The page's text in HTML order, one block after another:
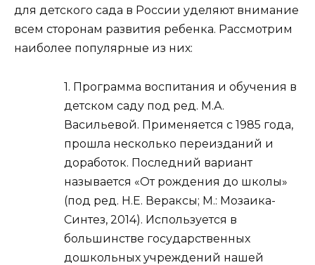
для детского сада в России уделяют внимание
всем сторонам развития ребенка. Рассмотрим
наиболее популярные из них:
1. Программа воспитания и обучения в
детском саду под ред. М.А.
Васильевой. Применяется с 1985 года,
прошла несколько переизданий и
доработок. Последний вариант
называется «От рождения до школы»
(под ред. Н.Е. Вераксы; М.: Мозаика-
Синтез, 2014). Используется в
большинстве государственных
дошкольных учреждений нашей